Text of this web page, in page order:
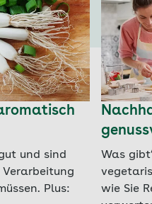
und sind
Verarbeitung
Plus:
Was
wie Sie